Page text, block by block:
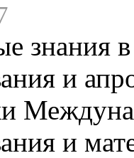
знания
и
и